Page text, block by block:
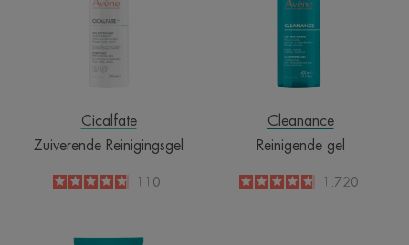
Cicalfate
Zuiverende Reinigingsgel
4.8
/5110
Cleanance
Reinigende gel
4.8
/51.720
Reinigende